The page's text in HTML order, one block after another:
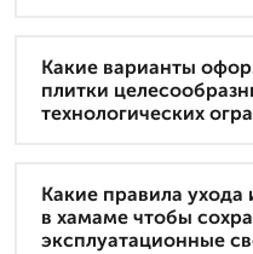
Какие варианты
плитки
технологических
Какие правила ухода
в хамаме чтобы
эксплуатационные